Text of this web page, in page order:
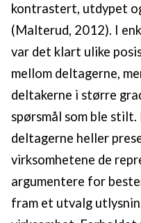
kontrastert, utdypet
(Malterud, 2012). I
var det klart ulike
mellom deltagerne,
deltakerne i større
spørsmål som ble stilt.
deltagerne heller
virksomhetene de
argumentere for
fram et utvalg